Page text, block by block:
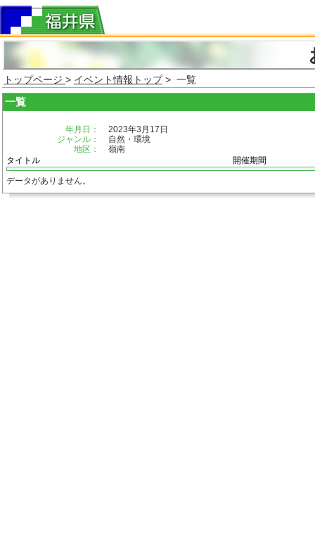
トップページ > イベント情報トップ> 一覧
一覧
年月日：
2023年3月17日
ジャンル：
自然・環境
地区：
嶺南
タイトル
開催期間
データがありません。